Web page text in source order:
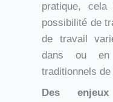
pratique,
possibilité de
de travail
dans ou en
traditionnels de
Des